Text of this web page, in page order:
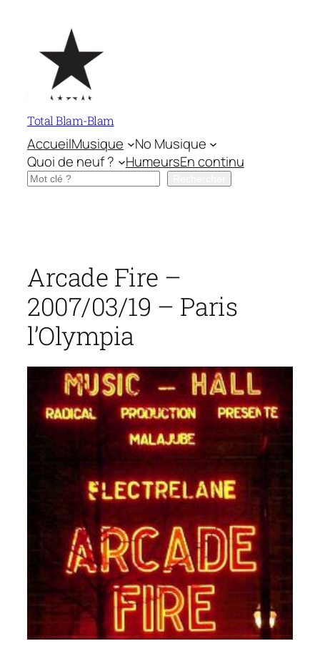
contenu
Total Blam-Blam
AccueilMusique
No Musique
Quoi de neuf ?
HumeursEn continu
Rechercher
Arcade Fire –
2007/03/19 – Paris
l’Olympia